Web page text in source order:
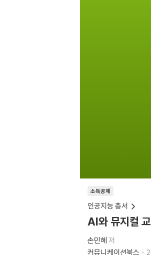
소득공제
인공지능 총서
AI와 뮤지컬
손민혜 저
커뮤니케이션북스